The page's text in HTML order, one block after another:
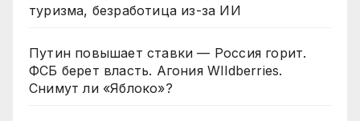
туризма, безработица из-за ИИ
Путин повышает ставки — Россия горит.
ФСБ берет власть. Агония WIldberries.
Снимут ли «Яблоко»?